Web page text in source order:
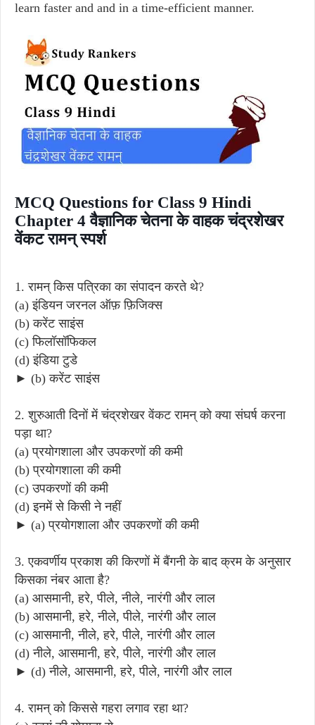
learn faster and and in a time-efficient manner.
MCQ Questions for Class 9 Hindi
Chapter 4 वैज्ञानिक चेतना के वाहक चंद्रशेखर
वेंकट रामन् स्पर्श
1. रामन् किस पत्रिका का संपादन करते थे?
(a) इंडियन जरनल ऑफ़ फ़िजिक्स
(b) करेंट साइंस
(c) फिलॉसॉफिकल
(d) इंडिया टुडे
► (b) करेंट साइंस
2. शुरुआती दिनों में चंद्रशेखर वेंकट रामन् को क्या संघर्ष करना
पड़ा था?
(a) प्रयोगशाला और उपकरणों की कमी
(b) प्रयोगशाला की कमी
(c) उपकरणों की कमी
(d) इनमें से किसी ने नहीं
► (a) प्रयोगशाला और उपकरणों की कमी
3. एकवर्णीय प्रकाश की किरणों में बैंगनी के बाद क्रम के अनुसार
किसका नंबर आता है?
(a) आसमानी, हरे, पीले, नीले, नारंगी और लाल
(b) आसमानी, हरे, नीले, पीले, नारंगी और लाल
(c) आसमानी, नीले, हरे, पीले, नारंगी और लाल
(d) नीले, आसमानी, हरे, पीले, नारंगी और लाल
► (d) नीले, आसमानी, हरे, पीले, नारंगी और लाल
4. रामन् को किससे गहरा लगाव रहा था?